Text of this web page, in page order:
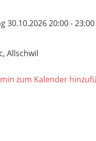
30.10.2026 20:00 - 23:00
Allschwil
zum Kalender